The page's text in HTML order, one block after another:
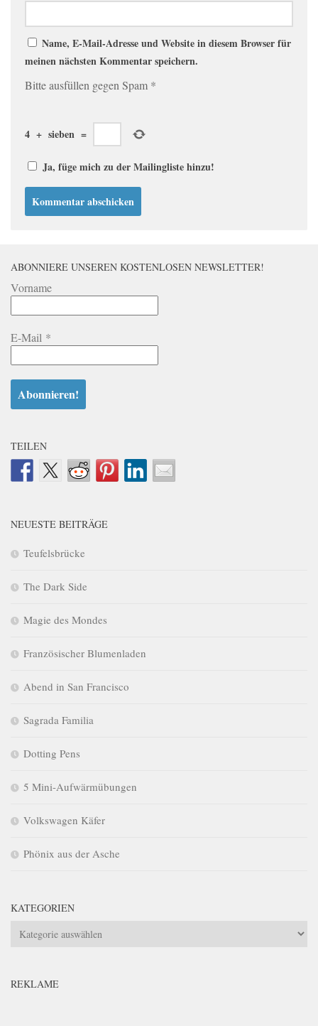
Name, E-Mail-Adresse und Website in diesem Browser für
meinen nächsten Kommentar speichern.
Bitte ausfüllen gegen Spam *
4 + sieben =
Ja, füge mich zu der Mailingliste hinzu!
ABONNIERE UNSEREN KOSTENLOSEN NEWSLETTER!
Vorname
E-Mail *
TEILEN
NEUESTE BEITRÄGE
Teufelsbrücke
The Dark Side
Magie des Mondes
Französischer Blumenladen
Abend in San Francisco
Sagrada Familia
Dotting Pens
5 Mini-Aufwärmübungen
Volkswagen Käfer
Phönix aus der Asche
KATEGORIEN
Kategorien
REKLAME